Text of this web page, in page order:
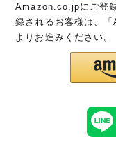
Amazon.co.jpにご登
録されるお客様は、
よりお進みください。